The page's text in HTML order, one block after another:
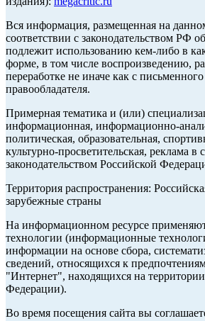
Вся информация, размещенная на
соответствии с законодательством РФ
подлежит использованию кем-либо в
форме, в том числе воспроизведению,
переработке не иначе как с
правообладателя.
Примерная тематика и (или)
информационная, информационно-
политическая, образовательная,
культурно-просветительская, реклама в
законодательством Российской
Территория распространения:
зарубежные страны
На информационном ресурсе
технологии (информационные
информации на основе сбора,
сведений, относящихся к
"Интернет", находящихся на
Федерации).
Во время посещения сайта вы